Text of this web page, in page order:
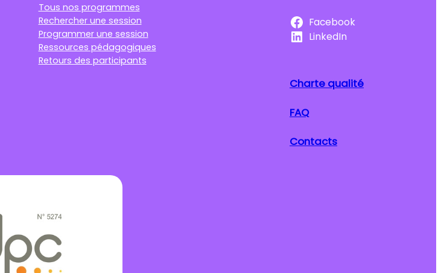
Tous nos programmes
Rechercher une session
Programmer une session
Ressources pédagogiques
Retours des participants
Facebook
LinkedIn
Charte qualité
FAQ
Contacts